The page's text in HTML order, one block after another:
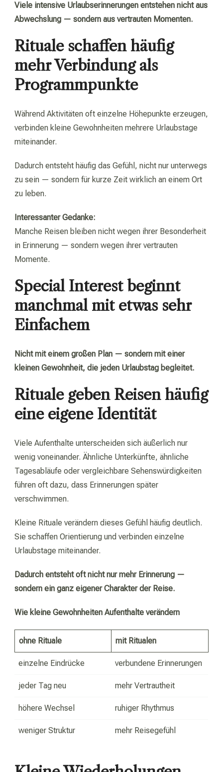
Viele intensive Urlaubserinnerungen entstehen nicht aus
Abwechslung — sondern aus vertrauten Momenten.
Rituale schaffen häufig
mehr Verbindung als
Programmpunkte
Während Aktivitäten oft einzelne Höhepunkte erzeugen,
verbinden kleine Gewohnheiten mehrere Urlaubstage
miteinander.
Dadurch entsteht häufig das Gefühl, nicht nur unterwegs
zu sein — sondern für kurze Zeit wirklich an einem Ort
zu leben.
Interessanter Gedanke:
Manche Reisen bleiben nicht wegen ihrer Besonderheit
in Erinnerung — sondern wegen ihrer vertrauten
Momente.
Special Interest beginnt
manchmal mit etwas sehr
Einfachem
Nicht mit einem großen Plan — sondern mit einer
kleinen Gewohnheit, die jeden Urlaubstag begleitet.
Rituale geben Reisen häufig
eine eigene Identität
Viele Aufenthalte unterscheiden sich äußerlich nur
wenig voneinander. Ähnliche Unterkünfte, ähnliche
Tagesabläufe oder vergleichbare Sehenswürdigkeiten
führen oft dazu, dass Erinnerungen später
verschwimmen.
Kleine Rituale verändern dieses Gefühl häufig deutlich.
Sie schaffen Orientierung und verbinden einzelne
Urlaubstage miteinander.
Dadurch entsteht oft nicht nur mehr Erinnerung —
sondern ein ganz eigener Charakter der Reise.
Wie kleine Gewohnheiten Aufenthalte verändern
ohne Rituale mit Ritualen
einzelne Eindrücke verbundene Erinnerungen
jeder Tag neu mehr Vertrautheit
höhere Wechsel ruhiger Rhythmus
weniger Struktur mehr Reisegefühl